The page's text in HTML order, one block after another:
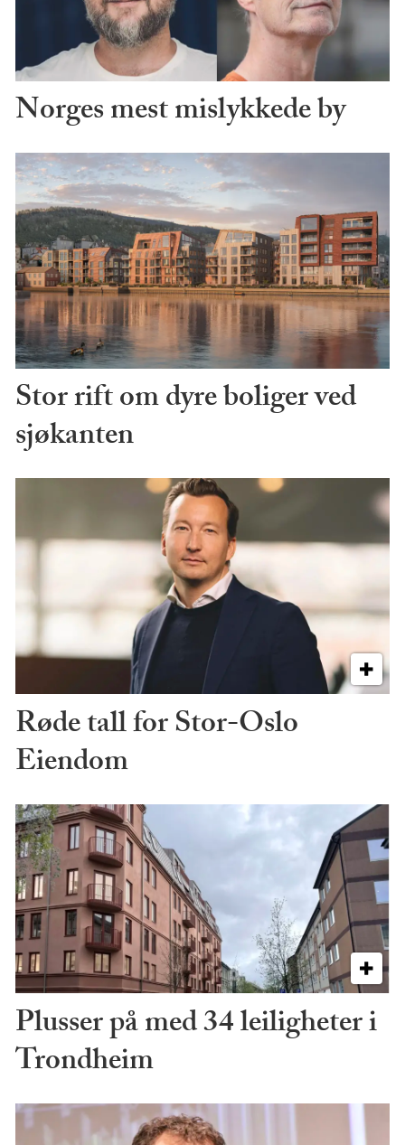
Norges mest mislykkede by
Stor rift om dyre boliger ved
sjøkanten
Røde tall for Stor-Oslo
Eiendom
Plusser på med 34 leiligheter i
Trondheim